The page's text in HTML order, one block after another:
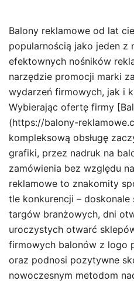
Balony reklamowe od lat
popularnością jako jeden z
efektownych nośników
narzędzie promocji marki
wydarzeń firmowych, jak i
Wybierając ofertę firmy
(https://balony-
kompleksową obsługę
grafiki, przez nadruk na
zamówienia bez względu
reklamowe to znakomity
tle konkurencji –
targów branżowych, dni
uroczystych otwarć
firmowych balonów z logo
oraz podnosi pozytywne
nowoczesnym metodom